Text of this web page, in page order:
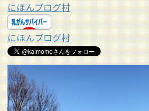
にほんブログ村
にほんブログ村